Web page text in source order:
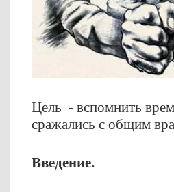
Цель - вспомнить
сражались с общим
Введение.